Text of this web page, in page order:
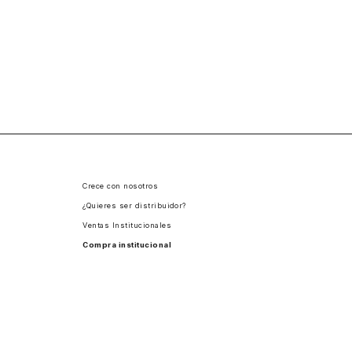
Crece con nosotros
¿Quieres ser distribuidor?
Ventas Institucionales
Compra institucional